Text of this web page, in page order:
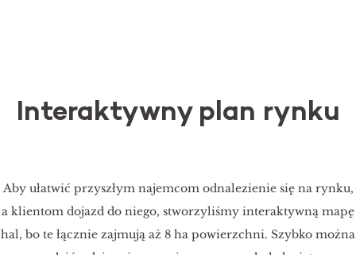
Interaktywny plan rynku
Aby ułatwić przyszłym najemcom odnalezienie się na rynku,
a klientom dojazd do niego, stworzyliśmy interaktywną mapę
hal, bo te łącznie zajmują aż 8 ha powierzchni. Szybko można